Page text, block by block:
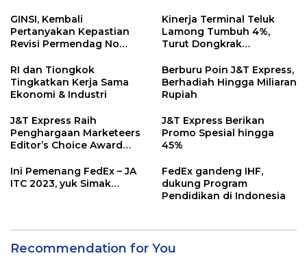
GINSI, Kembali
Pertanyakan Kepastian
Revisi Permendag No
Kinerja Terminal Teluk
Lamong Tumbuh 4%,
Turut Dongkrak
RI dan Tiongkok
Tingkatkan Kerja Sama
Ekonomi & Industri
Berburu Poin J&T Express,
Berhadiah Hingga Miliaran
Rupiah
J&T Express Raih
Penghargaan Marketeers
Editor’s Choice Award
J&T Express Berikan
Promo Spesial hingga
45%
Ini Pemenang FedEx – JA
ITC 2023, yuk Simak…
FedEx gandeng IHF,
dukung Program
Pendidikan di Indonesia
Recommendation for You